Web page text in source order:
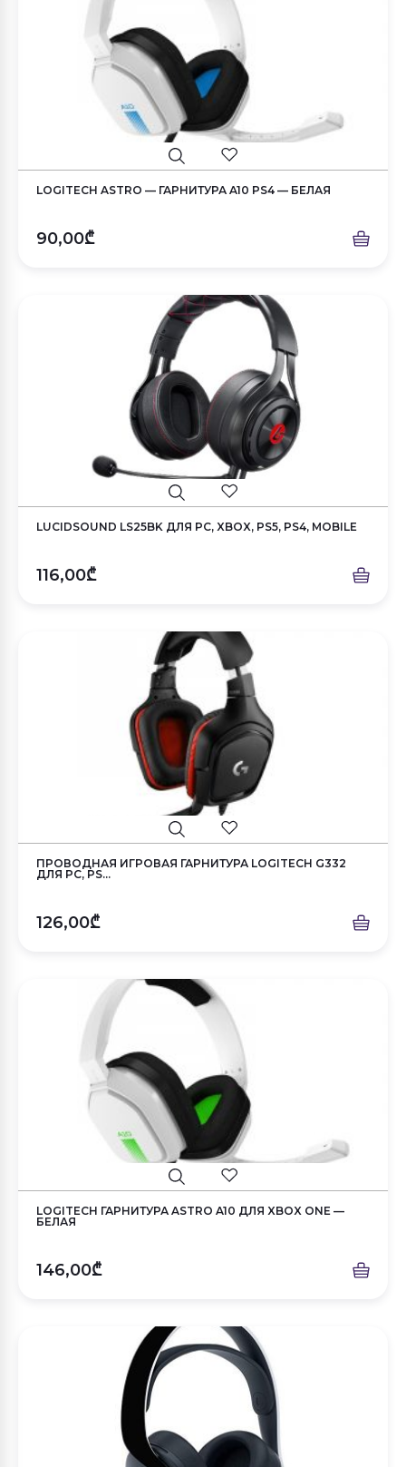
LOGITECH ASTRO — ГАРНИТУРА A10 PS4 — БЕЛАЯ
90,00₾
LUCIDSOUND LS25BK ДЛЯ PC, XBOX, PS5, PS4, MOBILE
116,00₾
ПРОВОДНАЯ ИГРОВАЯ ГАРНИТУРА LOGITECH G332
ДЛЯ PC, PS...
126,00₾
LOGITECH ГАРНИТУРА ASTRO A10 ДЛЯ XBOX ONE —
БЕЛАЯ
146,00₾